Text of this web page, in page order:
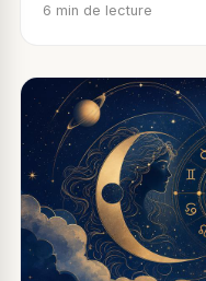
6 min de lecture